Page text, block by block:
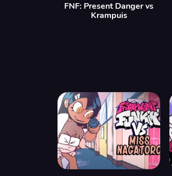
FNF: Present Danger vs
Krampuis